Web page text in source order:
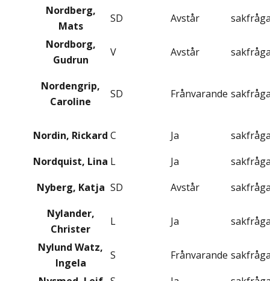
Nordberg,
Mats
SD Avstår
Nordborg,
Gudrun
V Avstår
Nordengrip,
Caroline
SD Frånvarande
Nordin, Rickard C Ja
Nordquist, Lina L Ja
Nyberg, Katja SD Avstår
Nylander,
Christer
L Ja
Nylund Watz,
Ingela
S Frånvarande